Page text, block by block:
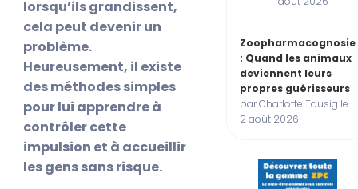
lorsqu’ils grandissent,
cela peut devenir un
problème.
Heureusement, il existe
des méthodes simples
pour lui apprendre à
contrôler cette
impulsion et à accueillir
les gens sans risque.
Zoopharmacognosie
: Quand les animaux
deviennent leurs
propres guérisseurs
par Charlotte Tausig le
2 août 2026